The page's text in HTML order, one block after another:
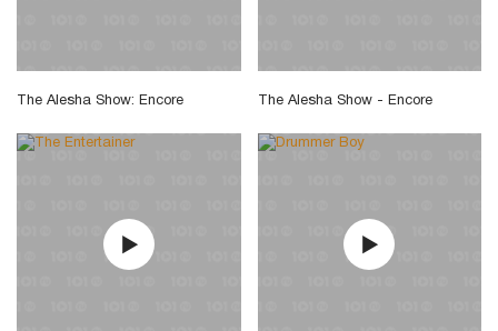
The Alesha Show: Encore The Alesha Show - Encore